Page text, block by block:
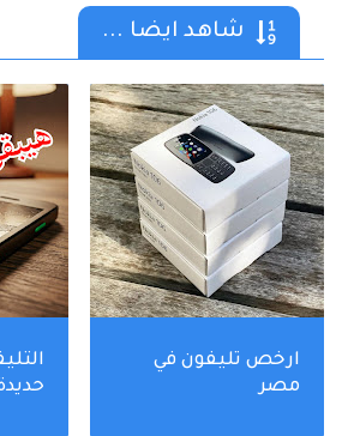
شاهد ايضا ...
ارخص تليفون في
مصر